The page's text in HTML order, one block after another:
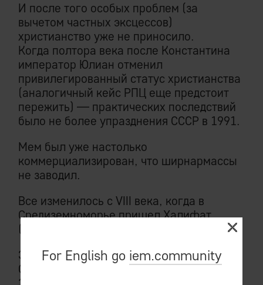
И после того особых проблем (за
вычетом частных эксцессов)
христианство уже не приносило.
Когда полтора века после Константина
император Юлиан отменил
привилегированный статус христианства
(аналогичный кейс РПЦ еще предстоит
пережить) — практических последствий
было не более упразднения СССР в 1991.
Мем был уже настолько
коммерциализирован, что ширнармассы
не заводил.
Все изменилось с VIII века, когда в
Средиземноморье пришел Халифат
(краткое изложение по Анри Пиренну).
Экономическое единство
Средиземноморья (связи Византии,
For English go iem.community